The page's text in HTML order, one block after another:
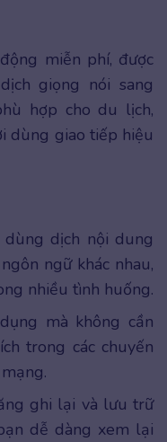
miễn phí, được
giọng nói sang
hợp cho du lịch,
dùng giao tiếp hiệu
dùng dịch nội dung
ngữ khác nhau,
nhiều tình huống.
mà không cần
trong các chuyến
ghi lại và lưu trữ
dễ dàng xem lại